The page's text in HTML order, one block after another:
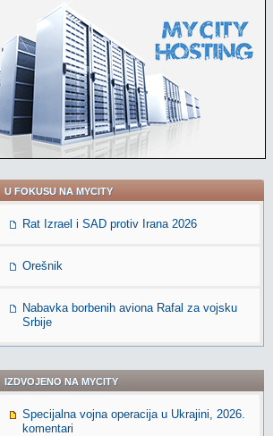
U FOKUSU NA MYCITY
Rat Izrael i SAD protiv Irana 2026
Orešnik
Nabavka borbenih aviona Rafal za vojsku
Srbije
IZDVOJENO NA MYCITY
Specijalna vojna operacija u Ukrajini, 2026.
komentari